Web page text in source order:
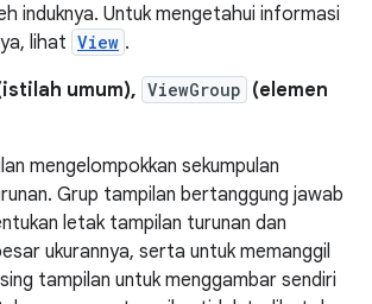
induknya. Untuk mengetahui informasi
lihat View .
umum), ViewGroup (elemen
mengelompokkan sekumpulan
Grup tampilan bertanggung jawab
letak tampilan turunan dan
ukurannya, serta untuk memanggil
tampilan untuk menggambar sendiri